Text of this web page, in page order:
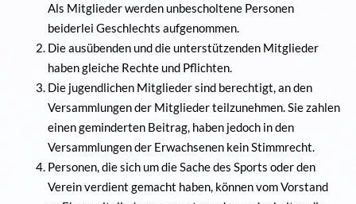
Als Mitglieder werden unbescholtene Personen
beiderlei Geschlechts aufgenommen.
Die ausübenden und die unterstützenden Mitglieder
haben gleiche Rechte und Pflichten.
Die jugendlichen Mitglieder sind berechtigt, an den
Versammlungen der Mitglieder teilzunehmen. Sie zahlen
einen geminderten Beitrag, haben jedoch in den
Versammlungen der Erwachsenen kein Stimmrecht.
Personen, die sich um die Sache des Sports oder den
Verein verdient gemacht haben, können vom Vorstand